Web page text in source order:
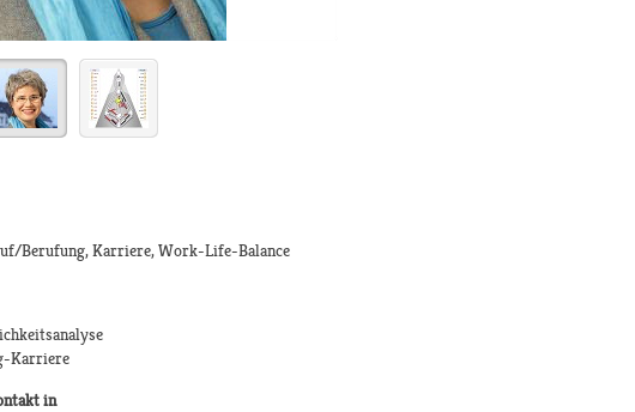
Berufung, Karriere, Work-Life-Balance
Karriere
in